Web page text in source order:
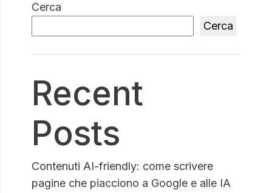
Cerca
Cerca
Recent
Posts
Contenuti AI-friendly: come scrivere
pagine che piacciono a Google e alle IA